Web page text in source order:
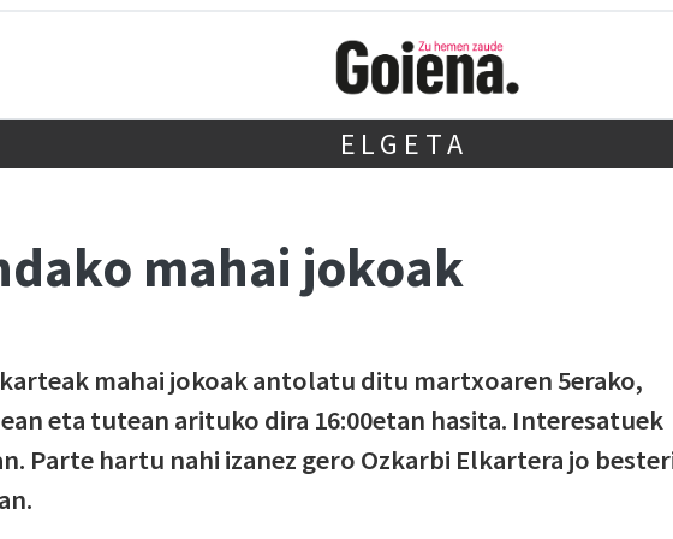
ELGETA
mahai jokoak
mahai jokoak antolatu ditu martxoaren 5erako,
eta tutean arituko dira 16:00etan hasita. Interesatuek
Parte hartu nahi izanez gero Ozkarbi Elkartera jo